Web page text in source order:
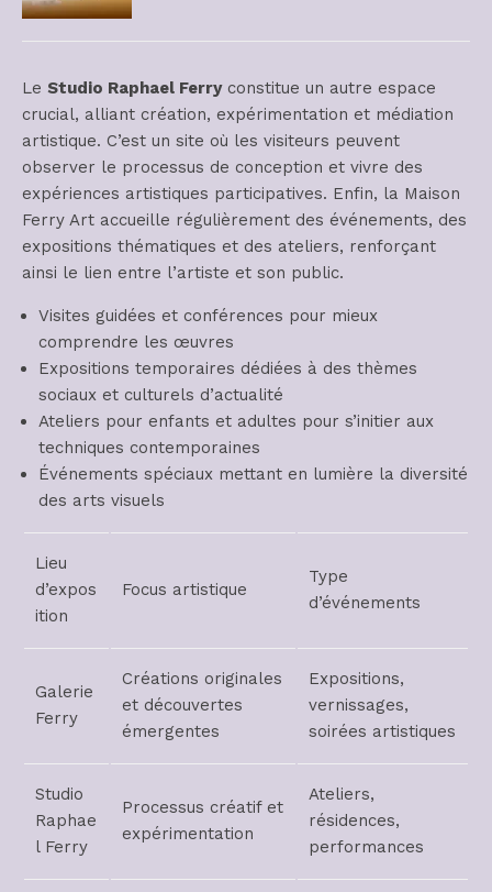
Le Studio Raphael Ferryconstitue un autre espace
crucial, alliant création, expérimentation et médiation
artistique. C’est un site où les visiteurs peuvent
observer le processus de conception et vivre des
expériences artistiques participatives. Enfin, la Maison
Ferry Art accueille régulièrement des événements, des
expositions thématiques et des ateliers, renforçant
ainsi le lien entre l’artiste et son public.
Visites guidées et conférences pour mieux
comprendre les œuvres
Expositions temporaires dédiées à des thèmes
sociaux et culturels d’actualité
Ateliers pour enfants et adultes pour s’initier aux
techniques contemporaines
Événements spéciaux mettant en lumière la diversité
des arts visuels
Lieu
d’expos
ition
Focus artistique
Type
d’événements
Galerie
Ferry
Créations originales
et découvertes
émergentes
Expositions,
vernissages,
soirées artistiques
Studio
Raphae
l Ferry
Processus créatif et
expérimentation
Ateliers,
résidences,
performances